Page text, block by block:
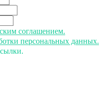
соглашением.
персональных данных.